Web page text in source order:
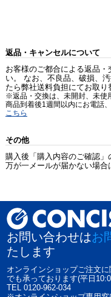
返品・キャンセルについて
お客様のご都合による返品
い。 なお、不良品、破損、
たら弊社送料負担にてお取り
※返品・交換は、未開封、未使
商品到着後1週間以内にお電話
こちら
その他
購入後「購入内容のご確認」
万が一メールが届かない場合
お問い合わせはお
たします
オンラインショップご注文
でも承っております(平日
TEL 0120-962-034